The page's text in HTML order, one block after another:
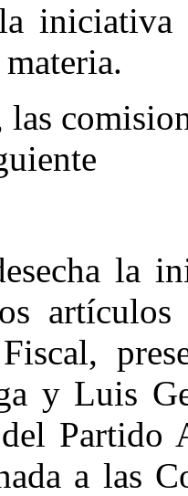
iniciativa
la
y Luis
Partido
a las